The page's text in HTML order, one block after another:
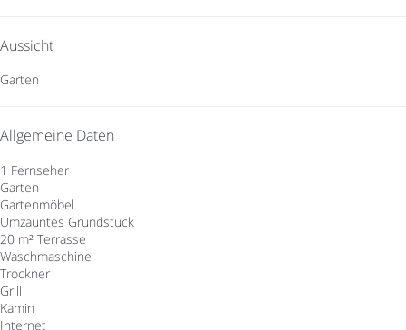
Aussicht
Garten
Allgemeine Daten
1 Fernseher
Garten
Gartenmöbel
Umzäuntes Grundstück
20 m² Terrasse
Waschmaschine
Trockner
Grill
Kamin
Internet